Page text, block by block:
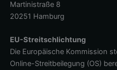
Martinistraße 8
20251 Hamburg
EU-Streitschlichtung
Die Europäische Kommission
Online-Streitbeilegung (OS)